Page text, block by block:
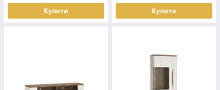
Купити Купити